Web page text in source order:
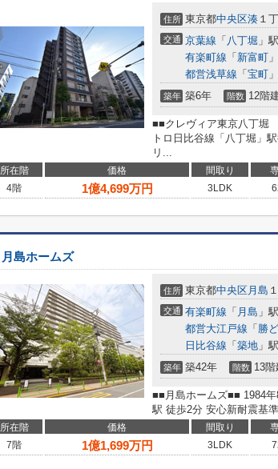
住所 東京都中央区湊 １
交通 京葉線 「 八丁堀 」
有楽町線 「 新富町
都営浅草線 「 宝町
築年 築6年 階数 12階
■■クレヴィア東京八丁堀
トロ日比谷線「八丁堀」
リ...
所在階 価格 間取り
4階
1億4,699万円 3LDK
月島ホームズ
住所 東京都中央区月島
交通 有楽町線 「 月島 」
都営大江戸線 「 勝
日比谷線 「 築地 」
築年 築42年 階数 13階
■■月島ホームズ■■ 1984年
駅 徒歩2分 安心新耐震基
所在階 価格 間取り
7階
1億1,699万円 3LDK